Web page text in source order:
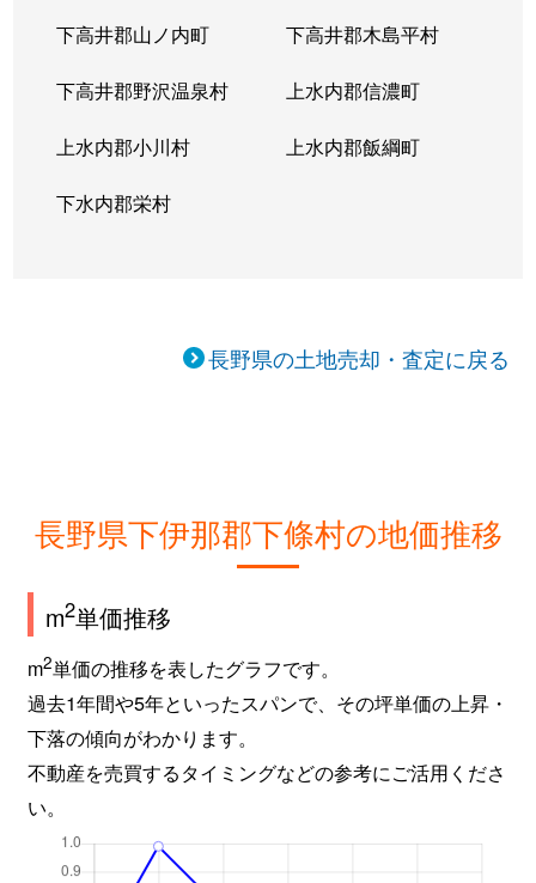
下高井郡山ノ内町 下高井郡木島平村
下高井郡野沢温泉村 上水内郡信濃町
上水内郡小川村 上水内郡飯綱町
下水内郡栄村
長野県の土地売却・査定に戻る
長野県下伊那郡下條村の地価推移
m2単価推移
m2単価の推移を表したグラフです。
過去1年間や5年といったスパンで、その坪単価の上昇・
下落の傾向がわかります。
不動産を売買するタイミングなどの参考にご活用くださ
い。